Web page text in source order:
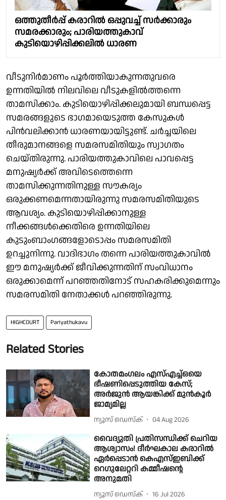
ഒത്തുതീർപ്പ് കരാറിൽ ഒപ്പുവച്ച് സർക്കാരും
സമരക്കാരും; പാരിയത്തുകാവ്‌
കുടിയൊഴിപ്പിക്കലിൽ ധാരണ
വീടുനിർമാണം പൂർത്തിയാകുന്നതുവരെ
ഉന്നതിയിൽ നിലവിലെ വീടുകളിൽത്തന്നെ
താമസിക്കാം. കുടിയൊഴിപ്പിക്കലുമായി ബന്ധപ്പെട്ട
സമരങ്ങളുടെ ഭാഗമായെടുത്ത കേസുകൾ
പിൻവലിക്കാൻ ധാരണയായിട്ടുണ്ട്. ചർച്ചയിലെ
തീരുമാനങ്ങളെ സമരസമിതിയും സ്വാഗതം
ചെയ്‌തിരുന്നു. പാരിയത്തുകാവിലെ പാവപ്പെട്ട
മനുഷ്യർക്ക് അവിടെത്തെന്നെ
താമസിക്കുന്നതിനുള്ള സൗകര്യം
ഒരുക്കണമെന്നതായിരുന്നു സമരസമിതിയുടെ
ആവശ്യം. കുടിയൊഴിപ്പിക്കാനുള്ള
നീക്കങ്ങൾക്കെതിരെ ഉന്നതിയിലെ
കുടുംബാംഗങ്ങളോടൊപ്പം സമരസമിതി
ഉറച്ചുനിന്നു. വാദിഭാഗം തന്നെ പാരിയത്തുകാവിൽ
ഈ മനുഷ്യർക്ക് ജീവിക്കുന്നതിന്‌ സംവിധാനം
ഒരുക്കാമെന്ന് പറഞ്ഞതിനോട് സഹകരിക്കുമെന്നും
സമരസമിതി നേതാക്കൾ പറഞ്ഞിരുന്നു.
HIGHCOURT Pariyathukavu
Related Stories
കോതമംഗലം എസ്എച്ച്ഒയെ
ഭീഷണിപ്പെടുത്തിയ കേസ്;
അര്‍ജുന്‍ ആയങ്കിക്ക് മുന്‍കൂര്‍
ജാമ്യമില്ല
ന്യൂസ് ഡെസ്ക് 04 Aug 2026
വൈദ്യുതി പ്രതിസന്ധിക്ക് ചെറിയ
ആശ്വാസം! ദീർഘകാല കരാറിൽ
ഏർപ്പെടാൻ കെഎസ്ഇബിക്ക്
റെഗുലേറ്ററി കമ്മീഷൻ്റെ
അനുമതി
ന്യൂസ് ഡെസ്ക് 16 Jul 2026